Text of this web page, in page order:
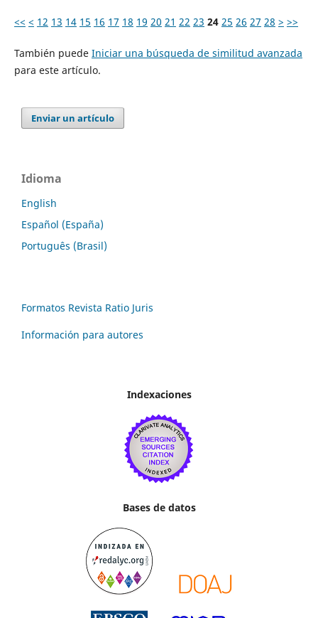
<< < 12 13 14 15 16 17 18 19 20 21 22 23 24 25 26 27 28 > >>
También puede Iniciar una búsqueda de similitud avanzada
para este artículo.
Enviar un artículo
Idioma
English
Español (España)
Português (Brasil)
Formatos Revista Ratio Juris
Información para autores
Indexaciones
Bases de datos